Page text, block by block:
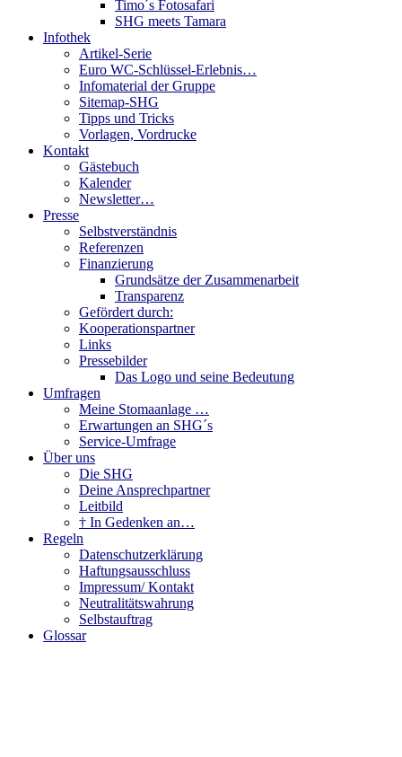
Timo´s Fotosafari
SHG meets Tamara
Infothek
Artikel-Serie
Euro WC-Schlüssel-Erlebnis…
Infomaterial der Gruppe
Sitemap-SHG
Tipps und Tricks
Vorlagen, Vordrucke
Kontakt
Gästebuch
Kalender
Newsletter…
Presse
Selbstverständnis
Referenzen
Finanzierung
Grundsätze der Zusammenarbeit
Transparenz
Gefördert durch:
Kooperationspartner
Links
Pressebilder
Das Logo und seine Bedeutung
Umfragen
Meine Stomaanlage …
Erwartungen an SHG´s
Service-Umfrage
Über uns
Die SHG
Deine Ansprechpartner
Leitbild
† In Gedenken an…
Regeln
Datenschutzerklärung
Haftungsausschluss
Impressum/ Kontakt
Neutralitätswahrung
Selbstauftrag
Glossar